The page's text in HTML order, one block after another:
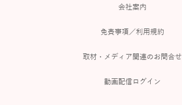
会社案内
免責事項／利用規約
取材・メディア関連のお問合せ
動画配信ログイン